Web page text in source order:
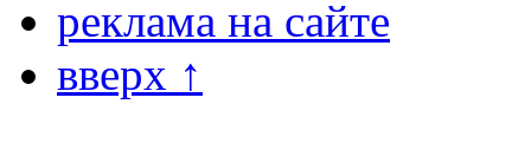
реклама на сайте
вверх ↑